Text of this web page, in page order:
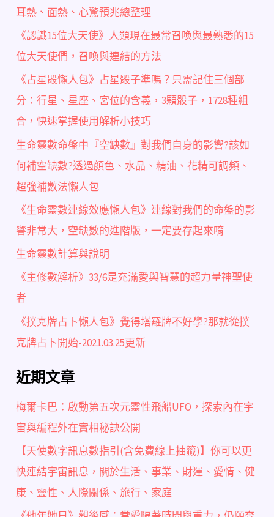
耳熱、面熱、心驚預兆總整理
《認識15位大天使》人類現在最常召喚與最熟悉的15
位大天使們，召喚與連結的方法
《占星骰懶人包》占星骰子準嗎？只需記住三個部
分：行星、星座、宮位的含義，3顆骰子，1728種組
合，快速掌握使用解析小技巧
生命靈數命盤中『空缺數』對我們自身的影響?該如
何補空缺數?透過顏色、水晶、精油、花精可調頻、
超強補數法懶人包
《生命靈數連線效應懶人包》連線對我們的命盤的影
響非常大，空缺數的進階版，一定要存起來唷
生命靈數計算與說明
《主修數解析》33/6是充滿愛與智慧的超力量神聖使
者
《撲克牌占卜懶人包》覺得塔羅牌不好學?那就從撲
克牌占卜開始-2021.03.25更新
近期文章
梅爾卡巴：啟動第五次元靈性飛船UFO，探索內在宇
宙與編程外在實相秘訣公開
【天使數字訊息數指引(含免費線上抽籤)】你可以更
快連結宇宙訊息，關於生活、事業、財運、愛情、健
康、靈性、人際關係、旅行、家庭